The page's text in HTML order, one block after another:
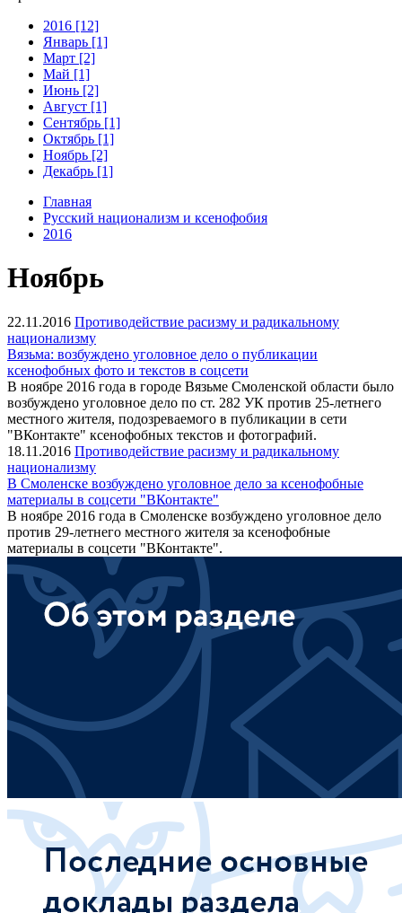
2016 [12]
Январь [1]
Март [2]
Май [1]
Июнь [2]
Август [1]
Сентябрь [1]
Октябрь [1]
Ноябрь [2]
Декабрь [1]
Главная
Русский национализм и ксенофобия
2016
Ноябрь
22.11.2016 Противодействие расизму и радикальному
национализму
Вязьма: возбуждено уголовное дело о публикации
ксенофобных фото и текстов в соцсети
В ноябре 2016 года в городе Вязьме Смоленской области было
возбуждено уголовное дело по ст. 282 УК против 25-летнего
местного жителя, подозреваемого в публикации в сети
"ВКонтакте" ксенофобных текстов и фотографий.
18.11.2016 Противодействие расизму и радикальному
национализму
В Смоленске возбуждено уголовное дело за ксенофобные
материалы в соцсети "ВКонтакте"
В ноябре 2016 года в Смоленске возбуждено уголовное дело
против 29-летнего местного жителя за ксенофобные
материалы в соцсети "ВКонтакте".